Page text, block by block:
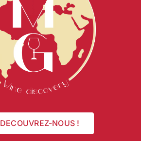
DECOUVREZ-NOUS !